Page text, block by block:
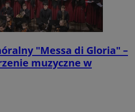
"Messa di Gloria" –
muzyczne w
YouTube
.youtube.com